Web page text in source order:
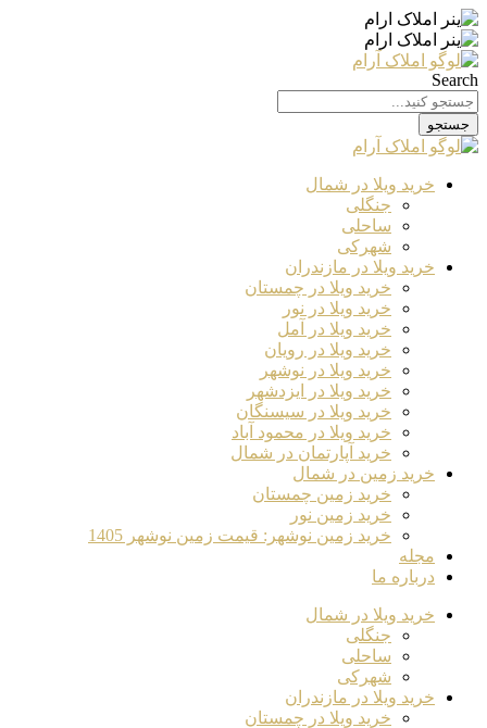
Search
جستجو
خرید ویلا در شمال
جنگلی
ساحلی
شهرکی
خرید ویلا در مازندران
خرید ویلا در چمستان
خرید ویلا در نور
خرید ویلا در آمل
خرید ویلا در رویان
خرید ویلا در نوشهر
خرید ویلا در ایزدشهر
خرید ویلا در سیسنگان
خرید ویلا در محمود آباد
خرید آپارتمان در شمال
خرید زمین در شمال
خرید زمین چمستان
خرید زمین نور
خرید زمین نوشهر: قیمت زمین نوشهر 1405
مجله
درباره ما
خرید ویلا در شمال
جنگلی
ساحلی
شهرکی
خرید ویلا در مازندران
خرید ویلا در چمستان